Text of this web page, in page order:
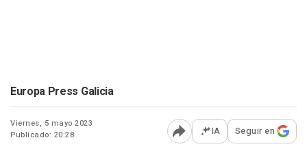
Europa Press Galicia
Viernes, 5 mayo 2023
Publicado: 20:28
Abrir opciones para
IA Seguir en